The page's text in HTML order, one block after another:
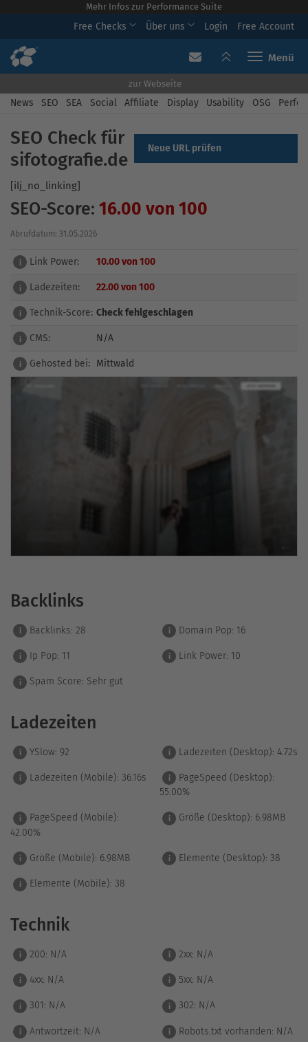
Mehr Infos zur Performance Suite
Free Checks Über uns Login Free Account
Toggle
zur Webseite
News SEO SEA Social Affiliate Display Usability OSG
SEO Check für
sifotografie.de
Neue URL prüfen
[ilj_no_linking]
SEO-Score: 16.00 von 100
Abrufdatum: 31.05.2026
i Link Power: 10.00 von 100
i Ladezeiten: 22.00 von 100
i Technik-Score: Check fehlgeschlagen
i CMS: N/A
i Gehosted bei: Mittwald
Backlinks
i Backlinks: 28 i Domain Pop: 16
i Ip Pop: 11 i Link Power: 10
i Spam Score: Sehr gut
Ladezeiten
i YSlow: 92 i Ladezeiten (Desktop): 4.72s
i Ladezeiten (Mobile): 36.16s i
PageSpeed (Desktop):
55.00%
i
PageSpeed (Mobile):
42.00%
i Größe (Desktop): 6.98MB
i Größe (Mobile): 6.98MB i Elemente (Desktop): 38
i Elemente (Mobile): 38
Technik
i 200: N/A i 2xx: N/A
i 4xx: N/A i 5xx: N/A
i 301: N/A i 302: N/A
i Antwortzeit: N/A i Robots.txt vorhanden: N/A